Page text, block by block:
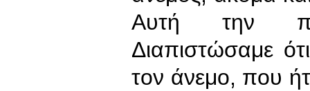
Αυτή την
Διαπιστώσαμε
τον άνεμο, που